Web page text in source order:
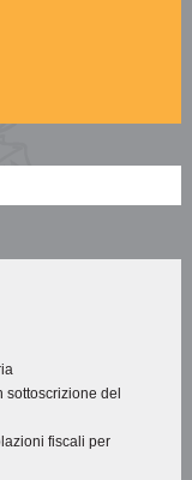
del
fiscali per